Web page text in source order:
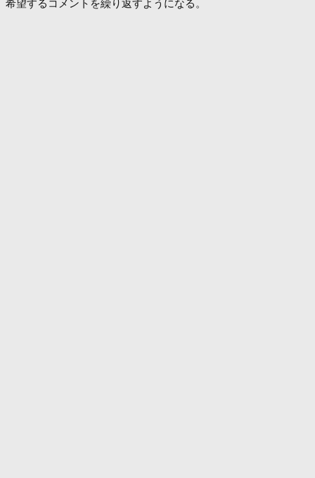
希望するコメントを繰り返すようになる。